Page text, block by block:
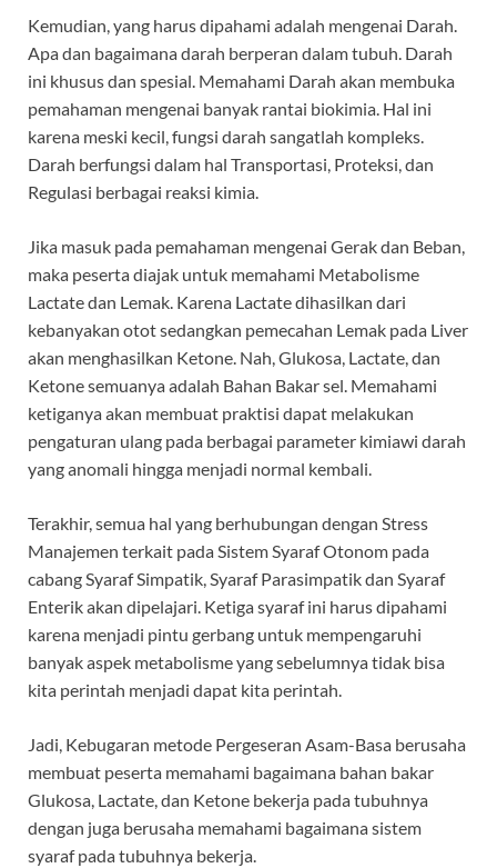
Kemudian, yang harus dipahami adalah mengenai Darah.
Apa dan bagaimana darah berperan dalam tubuh. Darah
ini khusus dan spesial. Memahami Darah akan membuka
pemahaman mengenai banyak rantai biokimia. Hal ini
karena meski kecil, fungsi darah sangatlah kompleks.
Darah berfungsi dalam hal Transportasi, Proteksi, dan
Regulasi berbagai reaksi kimia.
Jika masuk pada pemahaman mengenai Gerak dan Beban,
maka peserta diajak untuk memahami Metabolisme
Lactate dan Lemak. Karena Lactate dihasilkan dari
kebanyakan otot sedangkan pemecahan Lemak pada Liver
akan menghasilkan Ketone. Nah, Glukosa, Lactate, dan
Ketone semuanya adalah Bahan Bakar sel. Memahami
ketiganya akan membuat praktisi dapat melakukan
pengaturan ulang pada berbagai parameter kimiawi darah
yang anomali hingga menjadi normal kembali.
Terakhir, semua hal yang berhubungan dengan Stress
Manajemen terkait pada Sistem Syaraf Otonom pada
cabang Syaraf Simpatik, Syaraf Parasimpatik dan Syaraf
Enterik akan dipelajari. Ketiga syaraf ini harus dipahami
karena menjadi pintu gerbang untuk mempengaruhi
banyak aspek metabolisme yang sebelumnya tidak bisa
kita perintah menjadi dapat kita perintah.
Jadi, Kebugaran metode Pergeseran Asam-Basa berusaha
membuat peserta memahami bagaimana bahan bakar
Glukosa, Lactate, dan Ketone bekerja pada tubuhnya
dengan juga berusaha memahami bagaimana sistem
syaraf pada tubuhnya bekerja.